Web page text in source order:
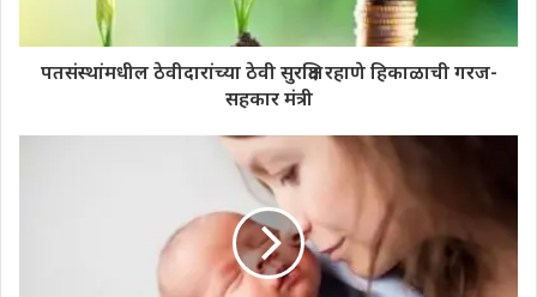
पतसंस्थांमधील ठेवीदारांच्या ठेवी सुरक्षित रहाणे हिकाळाची गरज-
सहकार मंत्री